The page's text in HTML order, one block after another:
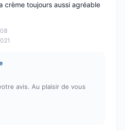
crème toujours aussi agréable
avis. Au plaisir de vous